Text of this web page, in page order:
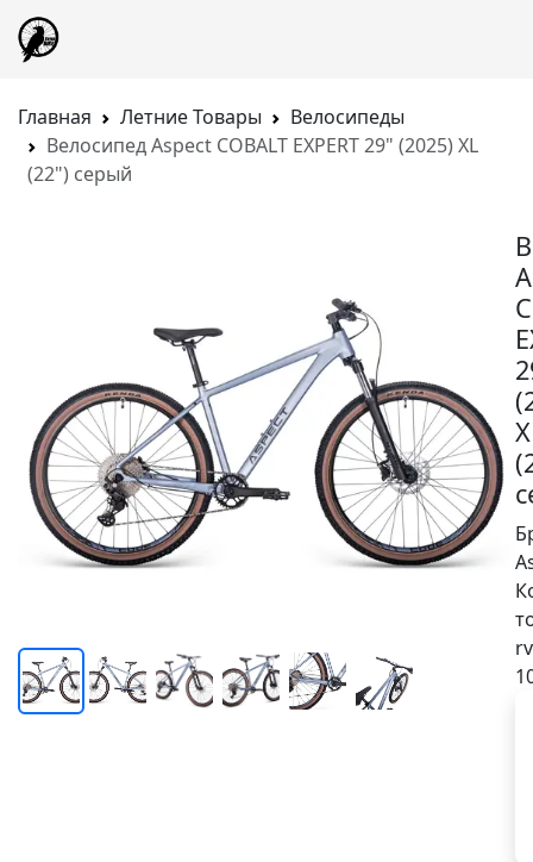
Главная Летние Товары
Велосипеды
Велосипед Aspect COBALT EXPERT 29" (2025) XL
(22") серый